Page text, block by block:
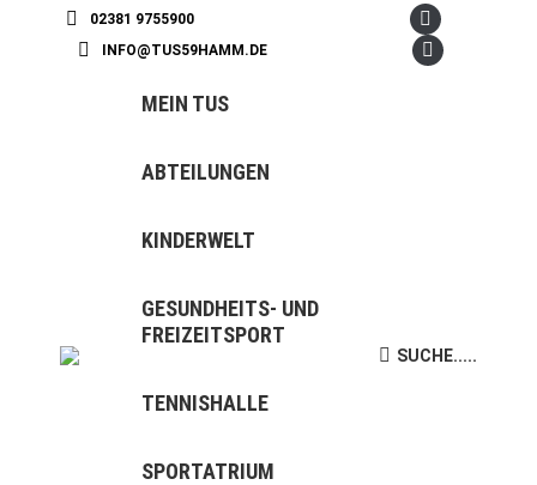
02381 9755900
INFO@TUS59HAMM.DE
Facebook
page
Instagram
MEIN TUS
ABTEILUNGEN
KINDERWELT
GESUNDHEITS- UND
FREIZEITSPORT
TENNISHALLE
SPORTATRIUM
Search:
SUCHE.....